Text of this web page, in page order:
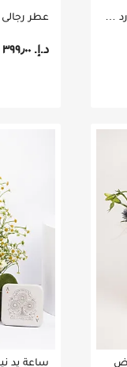
عطر رجالي
د.إ.‏ ٣٩٩٫٠٠